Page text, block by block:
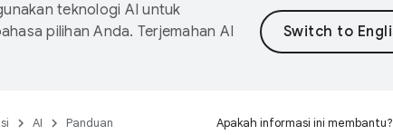
teknologi AI untuk
pilihan Anda. Terjemahan AI
AI Panduan Apakah informasi ini membantu?